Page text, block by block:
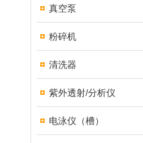
真空泵
粉碎机
清洗器
紫外透射/分析仪
电泳仪（槽）